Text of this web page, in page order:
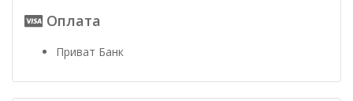
Оплата
Приват Банк